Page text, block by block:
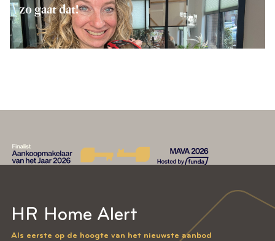
zo gaat dat!
HR Home Alert
Als eerste op de hoogte van het nieuwste aanbod